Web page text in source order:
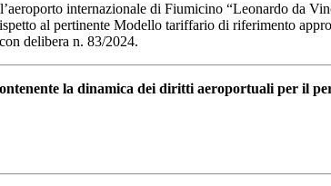
internazionale di Fiumicino “Leonardo da
al pertinente Modello tariffario di riferimento
delibera n. 83/2024.
la dinamica dei diritti aeroportuali per il